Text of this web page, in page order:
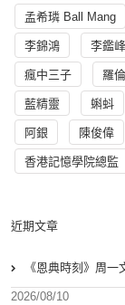
孟希璘 Ball Mang
李錦鴻 李鑑峰
瘋中三子 羅
藍精靈 蝌蚪
阿銀 陳俊偉
香港記憶學院總監
近期文章
《恩典時刻》周
2026/08/10